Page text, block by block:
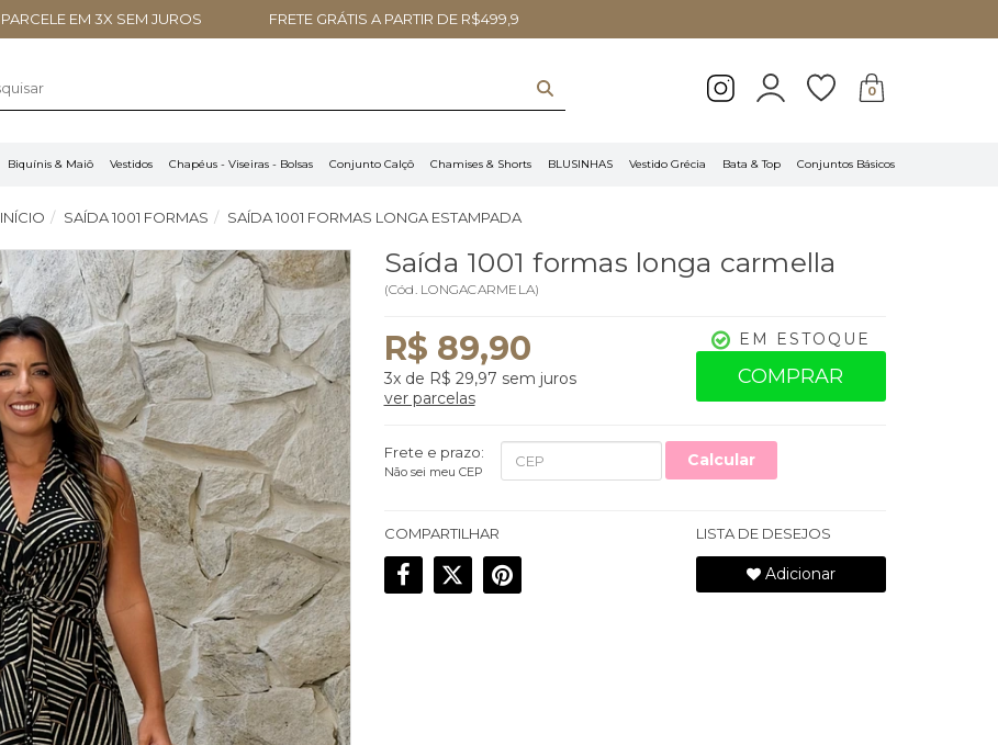
PARCELE EM 3X SEM JUROS FRETE GRÁTIS A PARTIR DE R$499,9
0
Biquínis & Maiô Vestidos Chapéus - Viseiras - Bolsas Conjunto Calçô Chamises & Shorts BLUSINHAS Vestido Grécia Bata & Top Conjuntos Básicos
INÍCIO SAÍDA 1001 FORMAS SAÍDA 1001 FORMAS LONGA ESTAMPADA
Saída 1001 formas longa carmella
(Cód. LONGACARMELA)
R$ 89,90
3xde R$ 29,97 sem juros
ver parcelas
EM ESTOQUE
COMPRAR
Frete e prazo:
Não sei meu CEP
Calcular
COMPARTILHAR LISTA DE DESEJOS
Adicionar